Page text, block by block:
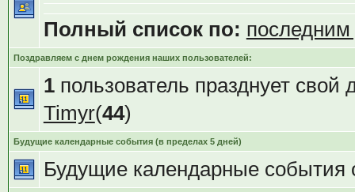
Полный список по:
Поздравляем с днем рождения наших пользователей:
1пользователь празднует свой
Timyr(44)
Будущие календарные события (в пределах 5 дней)
Будущие календарные события